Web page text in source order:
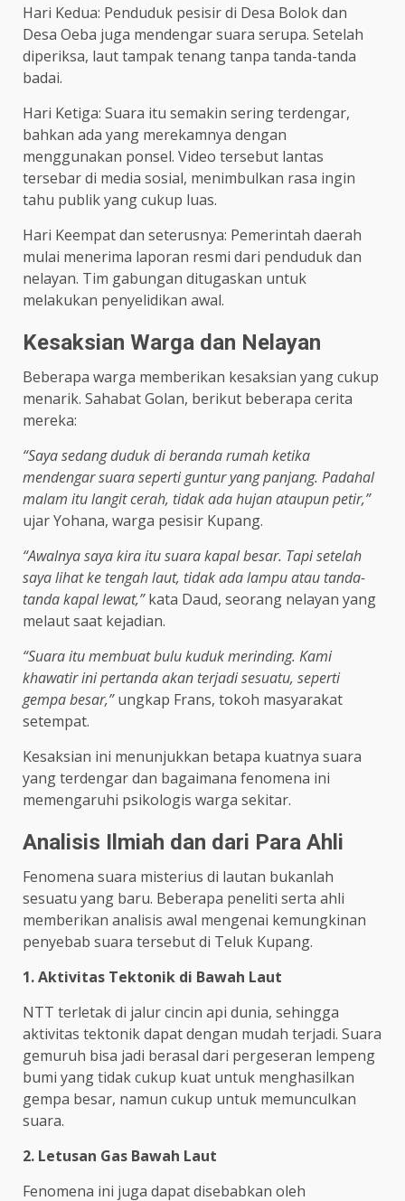
Hari Kedua: Penduduk pesisir di Desa Bolok dan
Desa Oeba juga mendengar suara serupa. Setelah
diperiksa, laut tampak tenang tanpa tanda-tanda
badai.
Hari Ketiga: Suara itu semakin sering terdengar,
bahkan ada yang merekamnya dengan
menggunakan ponsel. Video tersebut lantas
tersebar di media sosial, menimbulkan rasa ingin
tahu publik yang cukup luas.
Hari Keempat dan seterusnya: Pemerintah daerah
mulai menerima laporan resmi dari penduduk dan
nelayan. Tim gabungan ditugaskan untuk
melakukan penyelidikan awal.
Kesaksian Warga dan Nelayan
Beberapa warga memberikan kesaksian yang cukup
menarik. Sahabat Golan, berikut beberapa cerita
mereka:
“Saya sedang duduk di beranda rumah ketika
mendengar suara seperti guntur yang panjang. Padahal
malam itu langit cerah, tidak ada hujan ataupun petir,”
ujar Yohana, warga pesisir Kupang.
“Awalnya saya kira itu suara kapal besar. Tapi setelah
saya lihat ke tengah laut, tidak ada lampu atau tanda-
tanda kapal lewat,”kata Daud, seorang nelayan yang
melaut saat kejadian.
“Suara itu membuat bulu kuduk merinding. Kami
khawatir ini pertanda akan terjadi sesuatu, seperti
gempa besar,”ungkap Frans, tokoh masyarakat
setempat.
Kesaksian ini menunjukkan betapa kuatnya suara
yang terdengar dan bagaimana fenomena ini
memengaruhi psikologis warga sekitar.
Analisis Ilmiah dan dari Para Ahli
Fenomena suara misterius di lautan bukanlah
sesuatu yang baru. Beberapa peneliti serta ahli
memberikan analisis awal mengenai kemungkinan
penyebab suara tersebut di Teluk Kupang.
1. Aktivitas Tektonik di Bawah Laut
NTT terletak di jalur cincin api dunia, sehingga
aktivitas tektonik dapat dengan mudah terjadi. Suara
gemuruh bisa jadi berasal dari pergeseran lempeng
bumi yang tidak cukup kuat untuk menghasilkan
gempa besar, namun cukup untuk memunculkan
suara.
2. Letusan Gas Bawah Laut
Fenomena ini juga dapat disebabkan oleh